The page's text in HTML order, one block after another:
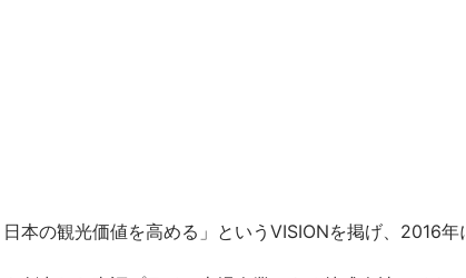
本の観光価値を高める」というVISIONを掲げ、2016年